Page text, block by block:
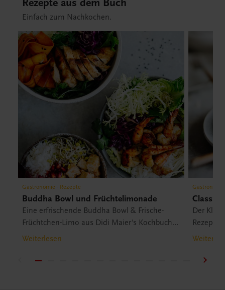
Rezepte aus dem Buch
Einfach zum Nachkochen.
Gastronomie - Rezepte
Buddha Bowl und Früchtelimonade
Eine erfrischende Buddha Bowl & Frische-
Früchtchen-Limo aus Didi Maier's Kochbuch
„Cook your life“.
Weiterlesen
Classic
Der
Rezept
„Cook